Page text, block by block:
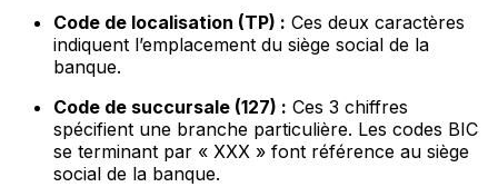
Code de localisation (TP) : Ces deux caractères
indiquent l’emplacement du siège social de la
banque.
Code de succursale (127) : Ces 3 chiffres
spécifient une branche particulière. Les codes BIC
se terminant par « XXX » font référence au siège
social de la banque.